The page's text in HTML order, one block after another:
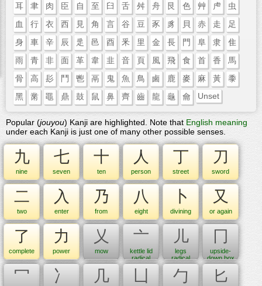
耳
聿 肉 臣 自 至 臼 舌 舛 舟 艮 色 艸 虍
虫
血
行 衣 西 見 角 言 谷 豆 豕 豸 貝 赤 走
足
身
車 辛 辰 辵 邑 酉 釆 里 金 長 門 阜 隶
隹
雨
青 非 面 革 韋 韭 音 頁 風 飛 食 首 香
馬
骨
高 髟 鬥 鬯 鬲 鬼 魚 鳥 鹵 鹿 麥 麻 黃
黍
黑
黹 黽 鼎 鼓 鼠 鼻 齊 齒 龍 龜 龠 Unset
Popular (jouyou) Kanji are highlighted. Note that English meaning
under each Kanji is just one of many other possible senses.
九
nine
七
seven
十
ten
人
person
丁
street
刀
sword
二
two
入
enter
乃
from
八
eight
卜
divining
又
or again
了
complete
力
power
乂
mow
亠
kettle lid
radical
(no. 8)
儿
legs
radical
(no. 10)
冂
upside-
down box
radical
(no. 13)
冖 冫 几 勹 匕